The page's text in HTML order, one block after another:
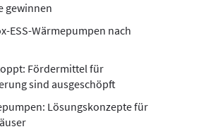
gewinnen
ESS-Wärmepumpen nach
Fördermittel für
sind ausgeschöpft
Lösungskonzepte für